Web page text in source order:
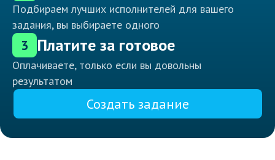
Подбираем лучших исполнителей для вашего
задания, вы выбираете одного
3 Платите за готовое
Оплачиваете, только если вы довольны
результатом
Создать задание